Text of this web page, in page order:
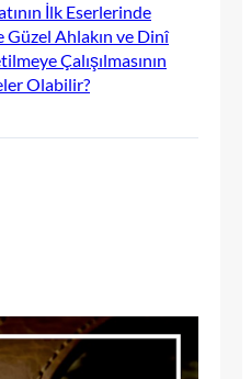
İlk Eserlerinde
Ahlakın ve Dinî
Çalışılmasının
Olabilir?